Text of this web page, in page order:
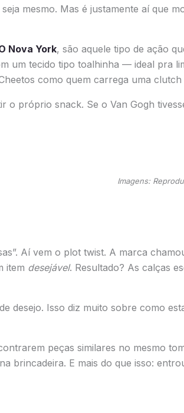
mesmo. Mas é justamente aí que
Nova York, são aquele tipo de ação
um tecido tipo toalhinha — ideal pra
como quem carrega uma clutch
o próprio snack. Se o Van Gogh
Imagens:
Aí vem o plot twist. A marca
item desejável. Resultado? As calças
desejo. Isso diz muito sobre como
peças similares no mesmo
brincadeira. E mais do que isso: